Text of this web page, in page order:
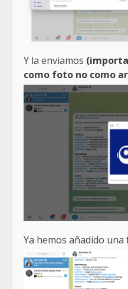
Y la enviamos
como foto no como
Ya hemos añadido